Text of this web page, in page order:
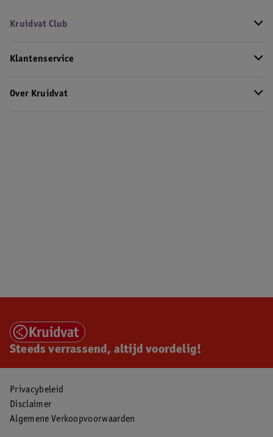
Kruidvat Club
Klantenservice
Over Kruidvat
Steeds verrassend, altijd voordelig!
Privacybeleid
Disclaimer
Algemene Verkoopvoorwaarden